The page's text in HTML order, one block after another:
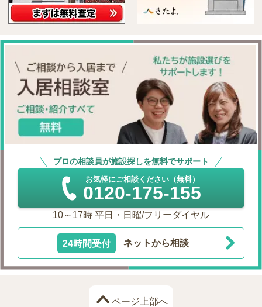
プロの相談員が施設探しを無料でサポート
お気軽にご相談ください（無料）
0120-175-155
10～17時 平日・日曜/フリーダイヤル
24時間受付 ネットから相談
ページ上部へ